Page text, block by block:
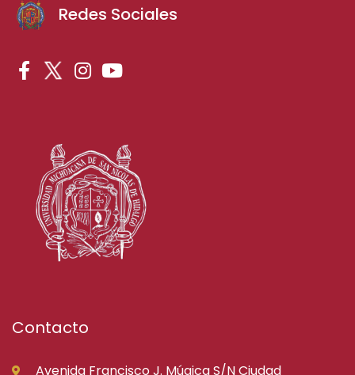
Redes Sociales
Contacto
Avenida Francisco J. Múgica S/N Ciudad